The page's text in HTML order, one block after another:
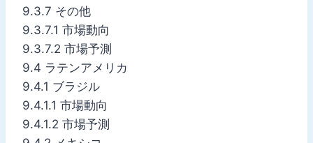
9.3.7 その他
9.3.7.1 市場動向
9.3.7.2 市場予測
9.4 ラテンアメリカ
9.4.1 ブラジル
9.4.1.1 市場動向
9.4.1.2 市場予測